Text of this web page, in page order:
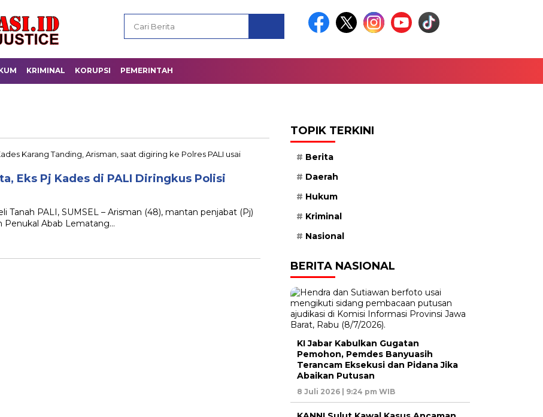
KRIMINAL KORUPSI PEMERINTAH
Eks Pj Kades di PALI Diringkus Polisi
Tanah PALI, SUMSEL – Arisman (48), mantan penjabat (Pj)
Penukal Abab Lematang…
TOPIK TERKINI
Berita
Daerah
Hukum
Kriminal
Nasional
BERITA NASIONAL
KI Jabar Kabulkan Gugatan
Pemohon, Pemdes Banyuasih
Terancam Eksekusi dan Pidana Jika
Abaikan Putusan
8 Juli 2026 | 9:24 pm WIB